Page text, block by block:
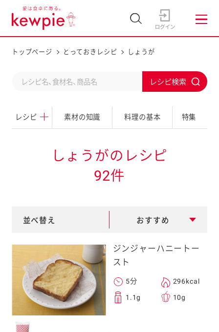
トップページ とっておきレシピ しょうが
レシピ 素材の知識 料理の基本 特集
d
b
しょうがのレシピ
92件
並べ替え おすすめ
ジンジャーハニートー
スト
5分 296kcal
1.1g 10g